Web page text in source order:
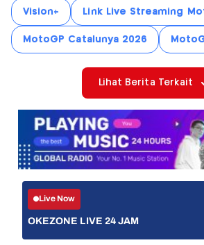
Vision+ Link Live Streaming
MotoGP Catalunya 2026
Lihat Berita Terkait
Live Now
OKEZONE LIVE 24 JAM